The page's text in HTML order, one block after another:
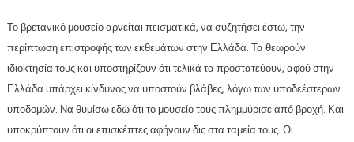
Το βρετανικό μουσείο αρνείται πεισματικά, να συζητήσει έστω, την
περίπτωση επιστροφής των εκθεμάτων στην Ελλάδα. Τα θεωρούν
ιδιοκτησία τους και υποστηρίζουν ότι τελικά τα προστατεύουν, αφού στην
Ελλάδα υπάρχει κίνδυνος να υποστούν βλάβες, λόγω των υποδεέστερων
υποδομών. Να θυμίσω εδώ ότι το μουσείο τους πλημμύρισε από βροχή. Και
υποκρύπτουν ότι οι επισκέπτες αφήνουν δις στα ταμεία τους. Οι